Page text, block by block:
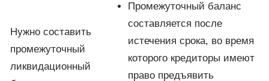
Нужно составить
промежуточный
ликвидационный
Промежуточный баланс
составляется после
истечения срока, во время
которого кредиторы имеют
право предъявить